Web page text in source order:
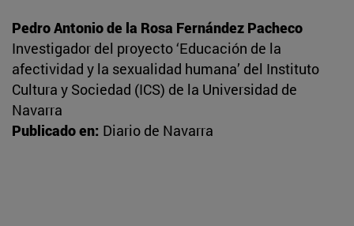
Pedro Antonio de la Rosa Fernández Pacheco
Investigador del proyecto ‘Educación de la
afectividad y la sexualidad humana’ del Instituto
Cultura y Sociedad (ICS) de la Universidad de
Navarra
Publicado en: Diario de Navarra